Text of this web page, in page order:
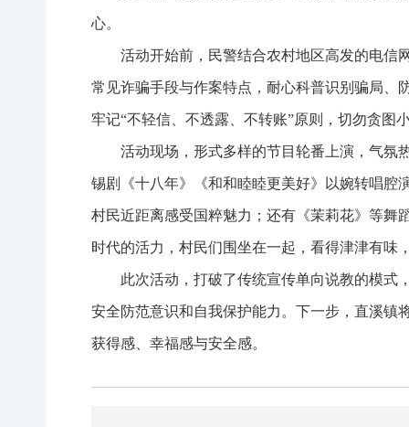
心。
活动开始前，民警结合农村地区高发的电信
常见诈骗手段与作案特点，耐心科普识别骗局、
牢记“不轻信、不透露、不转账”原则，切勿贪图
活动现场，形式多样的节目轮番上演，气氛
锡剧《十八年》《和和睦睦更美好》以婉转唱腔
村民近距离感受国粹魅力；还有《茉莉花》等舞
时代的活力，村民们围坐在一起，看得津津有味
此次活动，打破了传统宣传单向说教的模式
安全防范意识和自我保护能力。下一步，直溪镇
获得感、幸福感与安全感。